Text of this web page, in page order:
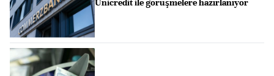
Unicredit ile görüşmelere hazırlanıyor